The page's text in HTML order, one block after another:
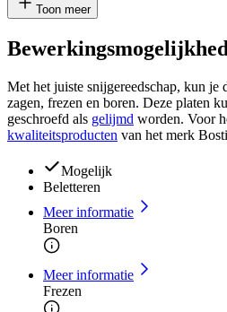
Toon meer
Met het juiste snijgereedschap, kun
zagen, frezen en boren. Deze platen
geschroefd als gelijmd worden. Voor
kwaliteitsproducten van het merk
Mogelijk
Beletteren
Meer informatie
Boren
Meer informatie
Frezen